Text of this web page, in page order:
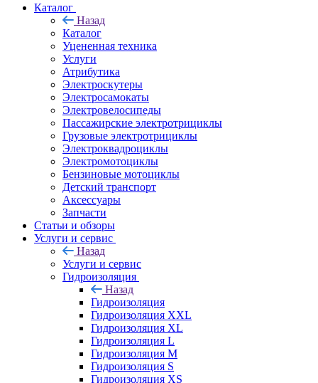
Каталог
Назад
Каталог
Уцененная техника
Услуги
Атрибутика
Электроскутеры
Электросамокаты
Электровелосипеды
Пассажирские электротрициклы
Грузовые электротрициклы
Электроквадроциклы
Электромотоциклы
Бензиновые мотоциклы
Детский транспорт
Аксессуары
Запчасти
Статьи и обзоры
Услуги и сервис
Назад
Услуги и сервис
Гидроизоляция
Назад
Гидроизоляция
Гидроизоляция XXL
Гидроизоляция XL
Гидроизоляция L
Гидроизоляция M
Гидроизоляция S
Гидроизоляция XS